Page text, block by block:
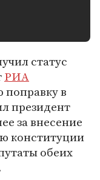
статус
РИА
в
президент
за внесение
конституции
обеих